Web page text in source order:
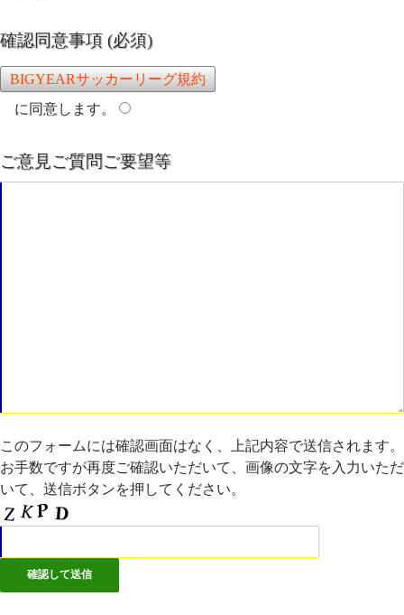
確認同意事項 (必須)
BIGYEARサッカーリーグ規約
に同意します。
ご意見ご質問ご要望等
このフォームには確認画面はなく、上記内容で送信されます。
お手数ですが再度ご確認いただいて、画像の文字を入力いただ
いて、送信ボタンを押してください。